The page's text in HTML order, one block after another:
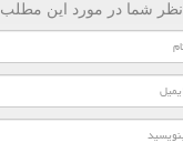
نظر شما در مورد این مطلب